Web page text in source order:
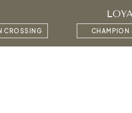
CHAMPION
CROSSING